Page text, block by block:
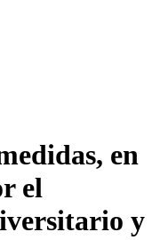
medidas, en vivo: escala
en
el
y